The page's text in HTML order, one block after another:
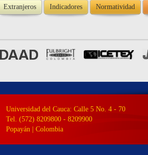
Extranjeros Indicadores Normatividad
Universidad del Cauca: Calle 5 No. 4 - 70
Tel. (572) 8209800 - 8209900
Popayán | Colombia